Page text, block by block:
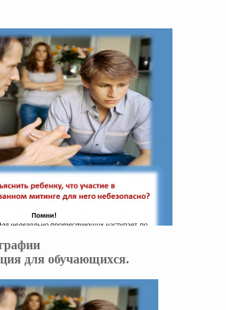
для обучающихся.